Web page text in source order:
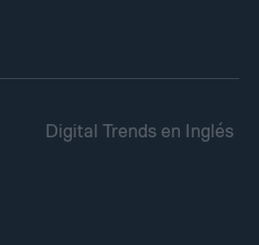
Digital Trends en Inglés